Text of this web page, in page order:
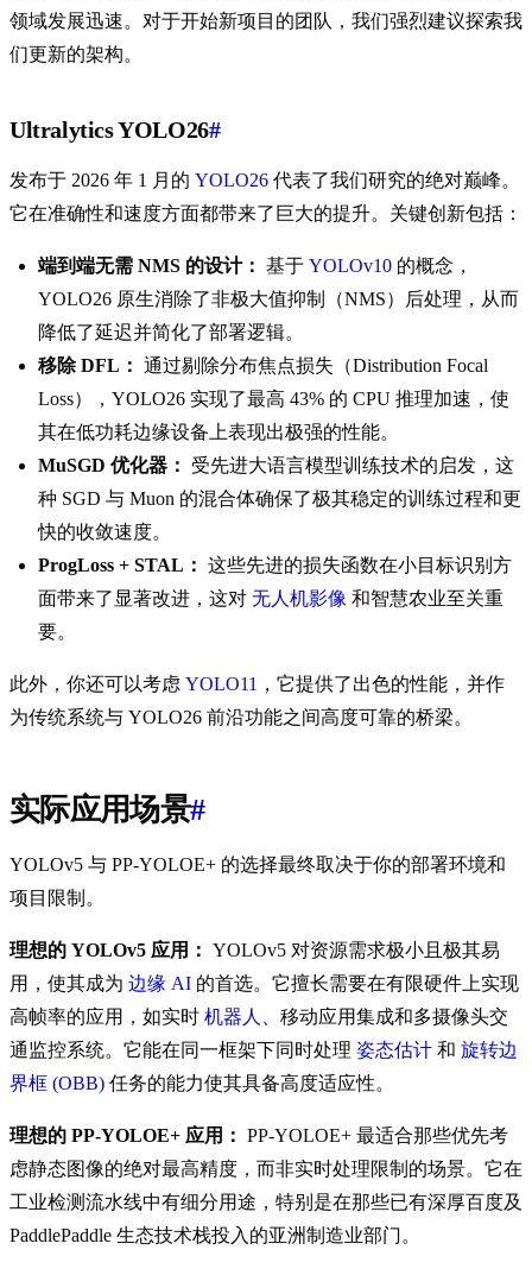
领域发展迅速。对于开始新项目的团队，我们强烈建议探索我
们更新的架构。
Ultralytics YOLO26#
发布于 2026 年 1 月的 YOLO26 代表了我们研究的绝对巅峰。
它在准确性和速度方面都带来了巨大的提升。关键创新包括：
端到端无需 NMS 的设计： 基于 YOLOv10 的概念，
YOLO26 原生消除了非极大值抑制（NMS）后处理，从而
降低了延迟并简化了部署逻辑。
移除 DFL： 通过剔除分布焦点损失（Distribution Focal
Loss），YOLO26 实现了最高 43% 的 CPU 推理加速，使
其在低功耗边缘设备上表现出极强的性能。
MuSGD 优化器：
受先进大语言模型训练技术的启发，这
种 SGD 与 Muon 的混合体确保了极其稳定的训练过程和更
快的收敛速度。
ProgLoss + STAL： 这些先进的损失函数在小目标识别方
面带来了显著改进，这对 无人机影像 和智慧农业至关重
要。
此外，你还可以考虑 YOLO11 ，它提供了出色的性能，并作
为传统系统与 YOLO26 前沿功能之间高度可靠的桥梁。
实际应用场景#
YOLOv5 与 PP-YOLOE+ 的选择最终取决于你的部署环境和
项目限制。
理想的 YOLOv5 应用： YOLOv5 对资源需求极小且极其易
用，使其成为 边缘 AI 的首选。它擅长需要在有限硬件上实现
高帧率的应用，如实时 机器人
、移动应用集成和多摄像头交
通监控系统。它能在同一框架下同时处理 姿态估计 和 旋转边
界框 (OBB) 任务的能力使其具备高度适应性。
理想的 PP-YOLOE+ 应用： PP-YOLOE+ 最适合那些优先考
虑静态图像的绝对最高精度，而非实时处理限制的场景。它在
工业检测流水线中有细分用途，特别是在那些已有深厚百度及
PaddlePaddle 生态技术栈投入的亚洲制造业部门。